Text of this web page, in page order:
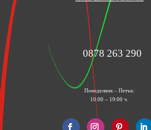
0878 263 290
Понеделник – Петък:
10:00 – 19:00 ч.